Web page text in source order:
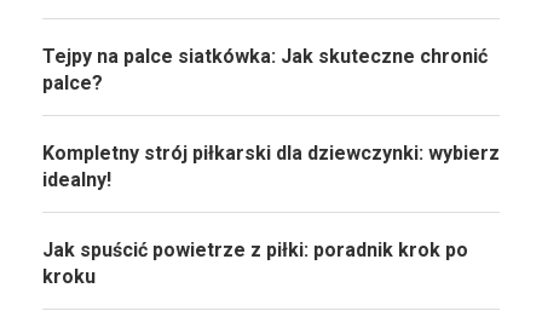
Tejpy na palce siatkówka: Jak skuteczne chronić
palce?
Kompletny strój piłkarski dla dziewczynki: wybierz
idealny!
Jak spuścić powietrze z piłki: poradnik krok po
kroku